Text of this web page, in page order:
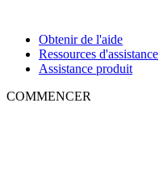
Obtenir de l'aide
Ressources d'assistance
Assistance produit
COMMENCER